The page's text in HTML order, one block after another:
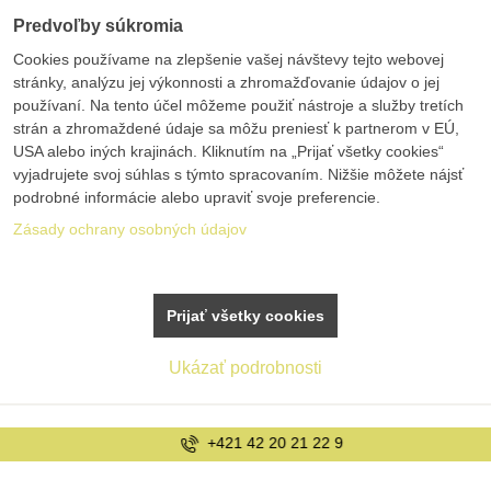
+421 42 20 21 22 9
Predvoľby súkromia
Cookies používame na zlepšenie vašej návštevy tejto webovej
stránky, analýzu jej výkonnosti a zhromažďovanie údajov o jej
používaní. Na tento účel môžeme použiť nástroje a služby tretích
strán a zhromaždené údaje sa môžu preniesť k partnerom v EÚ,
USA alebo iných krajinách. Kliknutím na „Prijať všetky cookies“
vyjadrujete svoj súhlas s týmto spracovaním. Nižšie môžete nájsť
podrobné informácie alebo upraviť svoje preferencie.
Zásady ochrany osobných údajov
Ukázať podrobnosti
Prijať všetky cookies